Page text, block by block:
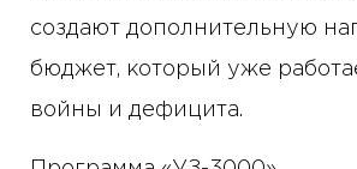
создают дополнительную
бюджет, который уже
войны и дефицита.